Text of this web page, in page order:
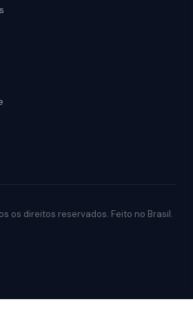
os direitos reservados. Feito no Brasil.